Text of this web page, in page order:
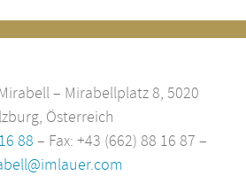
– Mirabellplatz 8, 5020
Österreich
88 – Fax: +43 (662) 88 16 87 –